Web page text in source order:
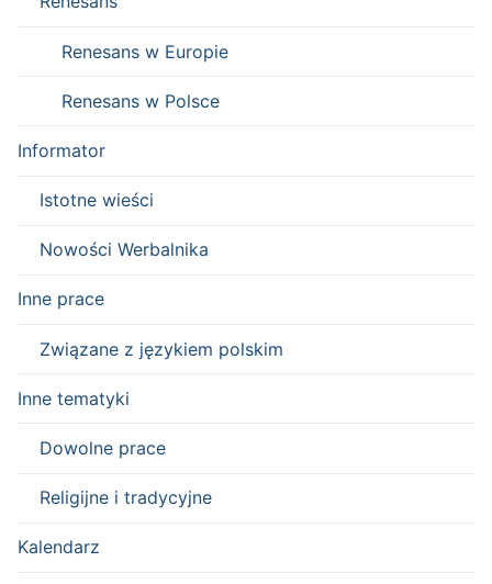
Renesans w Europie
Renesans w Polsce
Informator
Istotne wieści
Nowości Werbalnika
Inne prace
Związane z językiem polskim
Inne tematyki
Dowolne prace
Religijne i tradycyjne
Kalendarz